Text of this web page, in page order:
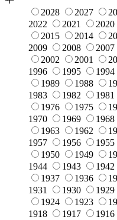
2028
2027
2022
2021 2020
2015
2014
2009
2008 2007
2002
2001
1996
1995 1994
1989
1988
1983
1982 1981
1976
1975
1970
1969 1968
1963
1962
1957
1956 1955
1950
1949
1944
1943 1942
1937
1936
1931
1930 1929
1924
1923
1918
1917 1916